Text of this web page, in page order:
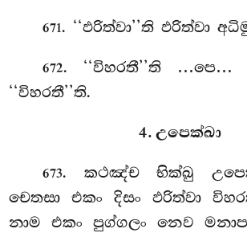
671. ‘‘ඵරිත්වා’’ති ඵරිත්වා
672. ‘‘විහරතී’’ති …පෙ…
‘‘විහරතී’’ති.
4. උපෙක්ඛා
673. කථඤ්ච භික්ඛු
චෙතසා එකං දිසං ඵරිත්වා
නාම එකං පුග්ගලං නෙව